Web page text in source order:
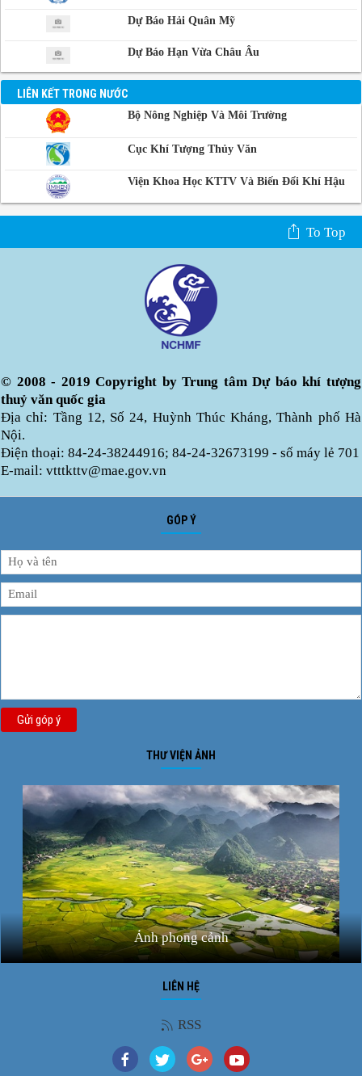
Dự Báo Hải Quân Mỹ
Dự Báo Hạn Vừa Châu Âu
LIÊN KẾT TRONG NƯỚC
Bộ Nông Nghiệp Và Môi Trường
Cục Khí Tượng Thủy Văn
Viện Khoa Học KTTV Và Biến Đổi Khí Hậu
To Top
© 2008 - 2019 Copyright by Trung tâm Dự báo khí tượng
thuỷ văn quốc gia
Địa chỉ: Tầng 12, Số 24, Huỳnh Thúc Kháng, Thành phố Hà
Nội.
Điện thoại: 84-24-38244916; 84-24-32673199 - số máy lẻ 701
E-mail: vtttkttv@mae.gov.vn
GÓP Ý
Gửi góp ý
THƯ VIỆN ẢNH
Ảnh phong cảnh
LIÊN HỆ
RSS